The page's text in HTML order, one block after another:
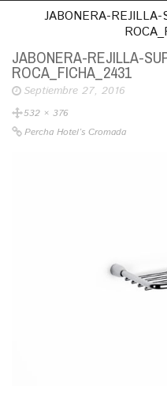
JABONERA-
JABONERA-REJILLA-
ROCA_FICHA_2431
Septiembre 27, 2016
532 × 376
Percha Hotel’s Cromada